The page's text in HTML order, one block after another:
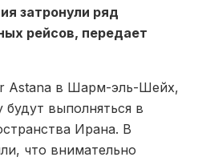
затронули ряд
рейсов, передает
Astana в Шарм-эль-Шейх,
выполняться в
Ирана. В
что внимательно